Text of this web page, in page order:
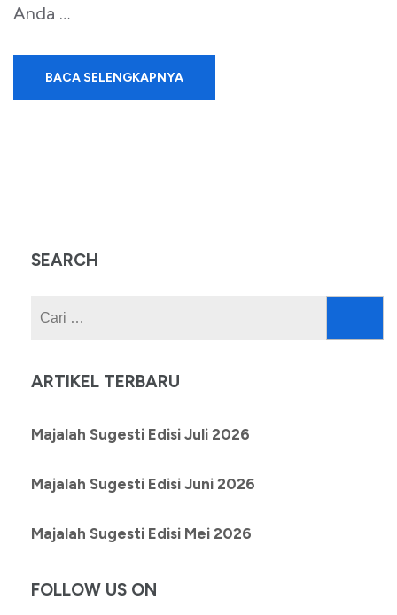
Anda …
BACA SELENGKAPNYA
SEARCH
ARTIKEL TERBARU
Majalah Sugesti Edisi Juli 2026
Majalah Sugesti Edisi Juni 2026
Majalah Sugesti Edisi Mei 2026
FOLLOW US ON